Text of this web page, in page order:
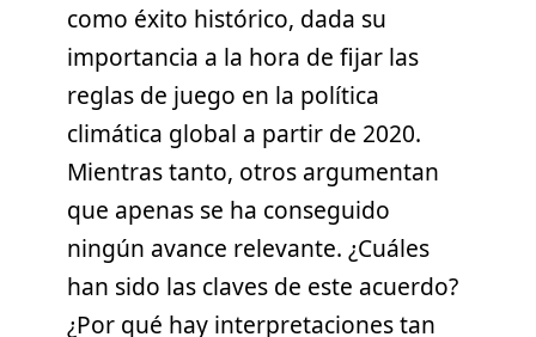
como éxito histórico, dada su
importancia a la hora de fijar las
reglas de juego en la política
climática global a partir de 2020.
Mientras tanto, otros argumentan
que apenas se ha conseguido
ningún avance relevante. ¿Cuáles
han sido las claves de este acuerdo?
¿Por qué hay interpretaciones tan